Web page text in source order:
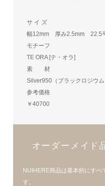
サ イ ズ
幅12mm 厚み2.5mm 22.5
モチーフ
TE ORA [テ・オラ]
素 材
Silver950（ブラックロジウム
参考価格
￥40700
オーダーメイド
NUIHERE商品は基本的にすべ
す。